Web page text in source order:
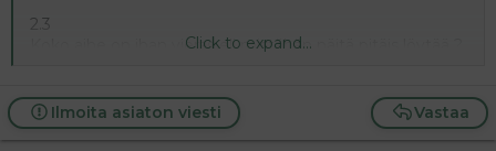
2.3
Koko aihe on ihan vieras eli mistähän näitä pitäis löytää ?
tämäkin ihan vieras aihe,
pääsanansta 9Olikohan tää ruotsalainen. Google ja
Click to expand...
Vastaa
Ilmoita asiaton viesti